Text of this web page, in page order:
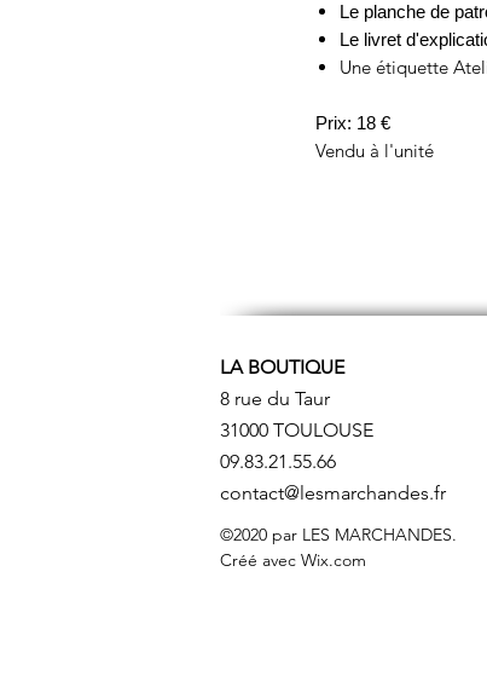
Le planche de
Le livret
Une étiquette
Prix: 18 €
Vendu à l'unité
LA BOUTIQUE
8 rue du Taur
31000 TOULOUSE
09.83.21.55.66
contact@lesmarchandes.fr
©2020 par LES MARCHANDES.
Créé avec Wix.com